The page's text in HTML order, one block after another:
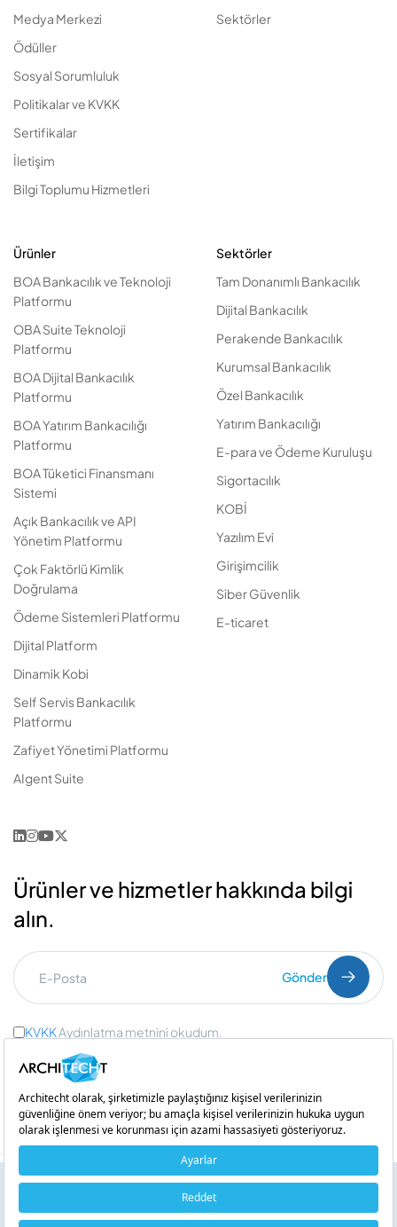
Servis Bankacılığı Nedir?
0:00 / 0:00
Medya Merkezi
Ödüller
Sosyal Sorumluluk
Politikalar ve KVKK
Sertifikalar
İletişim
Bilgi Toplumu Hizmetleri
Sektörler
Ürünler
BOA Bankacılık ve Teknoloji
Platformu
OBA Suite Teknoloji
Platformu
BOA Dijital Bankacılık
Platformu
BOA Yatırım Bankacılığı
Platformu
BOA Tüketici Finansmanı
Sistemi
Açık Bankacılık ve API
Yönetim Platformu
Çok Faktörlü Kimlik
Doğrulama
Ödeme Sistemleri Platformu
Dijital Platform
Dinamik Kobi
Self Servis Bankacılık
Platformu
Zafiyet Yönetimi Platformu
AIgent Suite
Sektörler
Tam Donanımlı Bankacılık
Dijital Bankacılık
Perakende Bankacılık
Kurumsal Bankacılık
Özel Bankacılık
Yatırım Bankacılığı
E-para ve Ödeme Kuruluşu
Sigortacılık
KOBİ
Yazılım Evi
Girişimcilik
Siber Güvenlik
E-ticaret
Ürünler ve hizmetler hakkında bilgi
alın.
Gönder
KVKKAydınlatma metnini okudum.
Ticari İleti Onayı
Bir iştirakidir
Copyright © 2026 Architecht. Her hakkı saklıdır.
Çerez Politikası